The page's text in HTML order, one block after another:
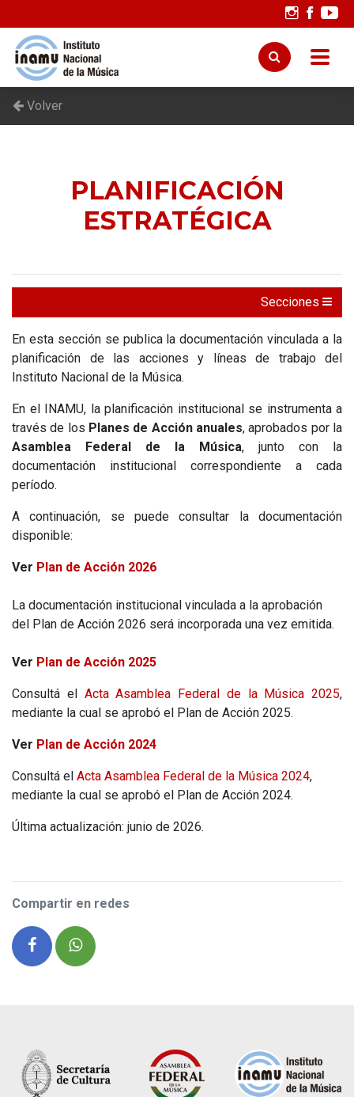
Volver
PLANIFICACIÓN
ESTRATÉGICA
Secciones
En esta sección se publica la documentación vinculada a la
planificación de las acciones y líneas de trabajo del
Instituto Nacional de la Música.
En el INAMU, la planificación institucional se instrumenta a
través de los Planes de Acción anuales, aprobados por la
Asamblea Federal de la Música, junto con la
documentación institucional correspondiente a cada
período.
A continuación, se puede consultar la documentación
disponible:
Ver Plan de Acción 2026
La documentación institucional vinculada a la aprobación
del Plan de Acción 2026 será incorporada una vez emitida.
Ver Plan de Acción 2025
Consultá el Acta Asamblea Federal de la Música 2025,
mediante la cual se aprobó el Plan de Acción 2025.
Ver Plan de Acción 2024
Consultá el Acta Asamblea Federal de la Música 2024,
mediante la cual se aprobó el Plan de Acción 2024.
Última actualización: junio de 2026.
Compartir en redes